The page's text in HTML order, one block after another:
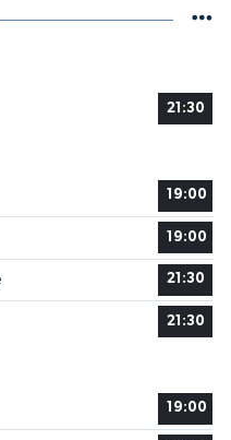
21:30
19:00
19:00
21:30
21:30
19:00